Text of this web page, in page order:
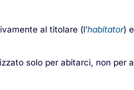
al titolare (l’habitator)
solo per abitarci, non per